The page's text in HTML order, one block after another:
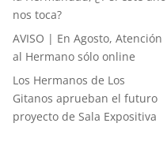
nos toca?
AVISO | En Agosto, Atención
al Hermano sólo online
Los Hermanos de Los
Gitanos aprueban el futuro
proyecto de Sala Expositiva